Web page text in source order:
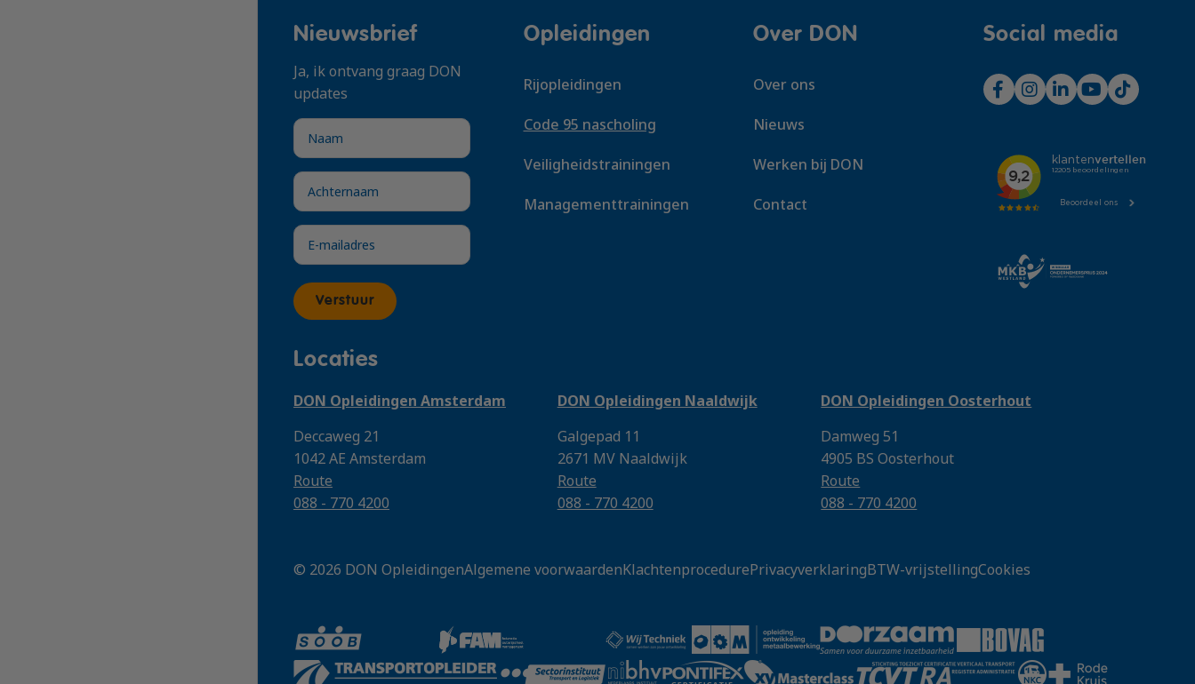
Nieuwsbrief
Ja, ik ontvang graag DON
updates
Verstuur
Opleidingen
Rijopleidingen
Code 95 nascholing
Veiligheidstrainingen
Managementtrainingen
Over DON
Over ons
Nieuws
Werken bij DON
Contact
Social media
Locaties
DON Opleidingen Amsterdam
Deccaweg 21
1042 AE Amsterdam
Route
088 - 770 4200
DON Opleidingen Naaldwijk
Galgepad 11
2671 MV Naaldwijk
Route
088 - 770 4200
DON Opleidingen Oosterhout
Damweg 51
4905 BS Oosterhout
Route
088 - 770 4200
© 2026 DON OpleidingenAlgemene voorwaardenKlachtenprocedurePrivacyverklaringBTW-vrijstellingCookies